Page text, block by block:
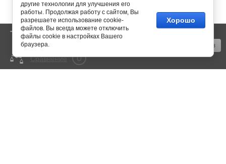
Оформить заказ
Корзина 0 пусто
Сравнение 0
другие технологии для улучшения его
работы. Продолжая работу с сайтом, Вы
разрешаете использование cookie-
файлов. Вы всегда можете отключить
файлы cookie в настройках Вашего
браузера.
Хорошо